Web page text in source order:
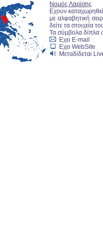
Νομός Λαρίσης
Εχουν
με αλφαβητική
δείτε τα στοιχεία
Τα σύμβολα δίπλα
Εχει E-mail
Εχει WebSite
Μεταδίδεται